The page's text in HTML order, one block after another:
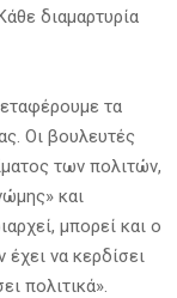
διαμαρτυρία
τα
Οι βουλευτές
των πολιτών,
και
μπορεί και ο
να κερδίσει
πολιτικά».